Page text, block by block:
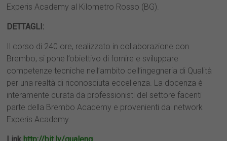
Experis Academy al Kilometro Rosso (BG).
DETTAGLI:
Il corso di 240 ore, realizzato in collaborazione con
Brembo, si pone l’obiettivo di fornire e sviluppare
competenze tecniche nell’ambito dell’ingegneria di Qualità
per una realtà di riconosciuta eccellenza. La docenza è
interamente curata da professionisti del settore facenti
parte della Brembo Academy e provenienti dal network
Experis Academy.